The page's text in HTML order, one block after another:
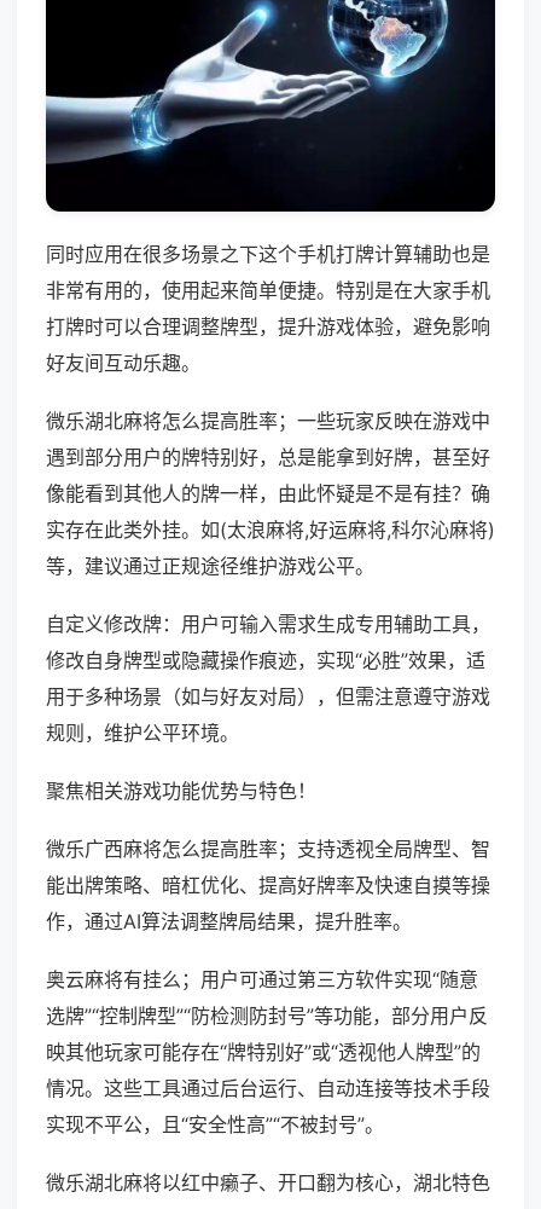
同时应用在很多场景之下这个手机打牌计算辅助也是
非常有用的，使用起来简单便捷。特别是在大家手机
打牌时可以合理调整牌型，提升游戏体验，避免影响
好友间互动乐趣。
微乐湖北麻将怎么提高胜率；一些玩家反映在游戏中
遇到部分用户的牌特别好，总是能拿到好牌，甚至好
像能看到其他人的牌一样，由此怀疑是不是有挂？确
实存在此类外挂。如(太浪麻将,好运麻将,科尔沁麻将)
等，建议通过正规途径维护游戏公平。
自定义修改牌：用户可输入需求生成专用辅助工具，
修改自身牌型或隐藏操作痕迹，实现“必胜”效果，适
用于多种场景（如与好友对局），但需注意遵守游戏
规则，维护公平环境。
聚焦相关游戏功能优势与特色！
微乐广西麻将怎么提高胜率；支持透视全局牌型、智
能出牌策略、暗杠优化、提高好牌率及快速自摸等操
作，通过AI算法调整牌局结果，提升胜率。
奥云麻将有挂么；用户可通过第三方软件实现“随意
选牌”“控制牌型”“防检测防封号”等功能，部分用户反
映其他玩家可能存在“牌特别好”或“透视他人牌型”的
情况。这些工具通过后台运行、自动连接等技术手段
实现不平公，且“安全性高”“不被封号”。
微乐湖北麻将以红中癞子、开口翻为核心，湖北特色